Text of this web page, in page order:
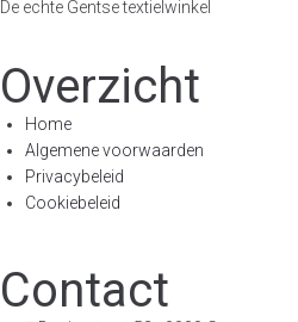
De echte Gentse textielwinkel
Overzicht
Home
Algemene voorwaarden
Privacybeleid
Cookiebeleid
Contact